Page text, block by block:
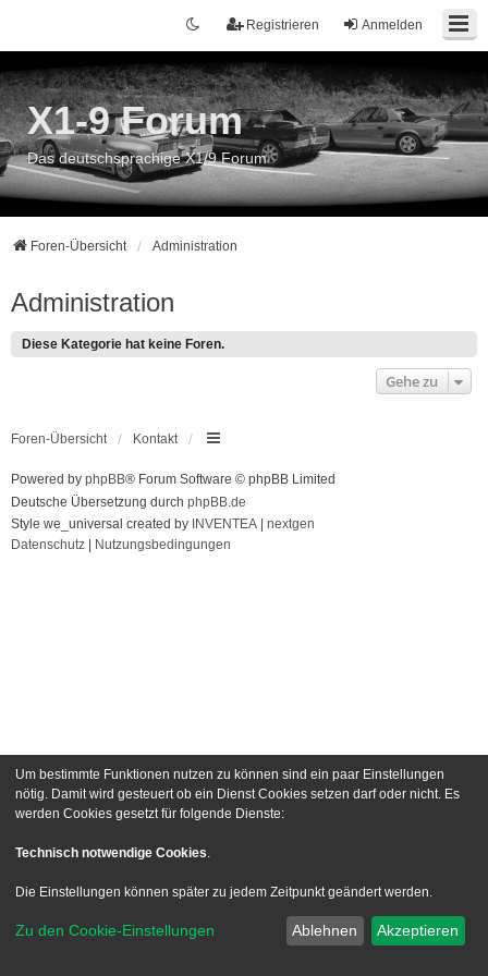
Anmelden
Registrieren
X1-9 Forum
Das deutschsprachige X1/9 Forum
Foren-Übersicht Administration
Administration
Diese Kategorie hat keine Foren.
Gehe zu
Foren-Übersicht Kontakt
Powered by phpBB® Forum Software © phpBB Limited
Deutsche Übersetzung durch phpBB.de
Style we_universal created by INVENTEA
nextgen
Datenschutz
Nutzungsbedingungen
Um bestimmte Funktionen nutzen zu können sind ein paar Einstellungen
nötig. Damit wird gesteuert ob ein Dienst Cookies setzen darf oder nicht. Es
werden Cookies gesetzt für folgende Dienste:
Technisch notwendige Cookies.
Die Einstellungen können später zu jedem Zeitpunkt geändert werden.
Zu den Cookie-Einstellungen Ablehnen Akzeptieren